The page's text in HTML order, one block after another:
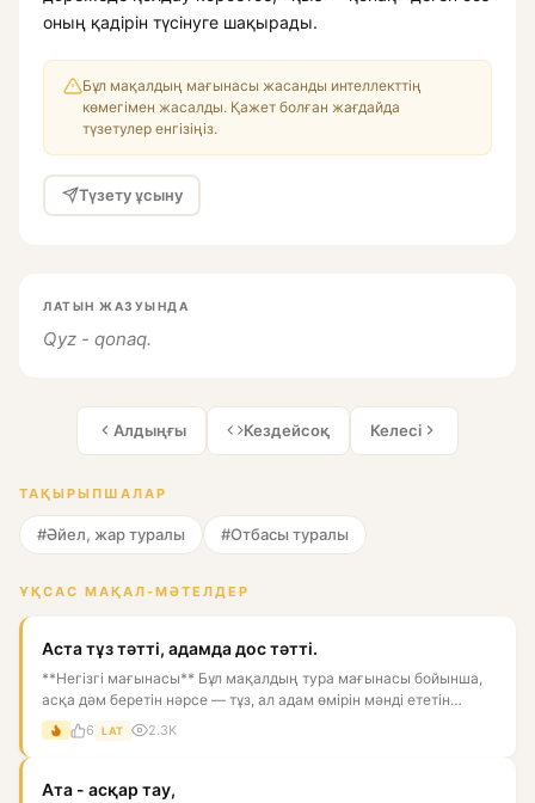
оның қадірін түсінуге шақырады.
Бұл мақалдың мағынасы жасанды интеллекттің
көмегімен жасалды. Қажет болған жағдайда
түзетулер енгізіңіз.
Түзету ұсыну
ЛАТЫН ЖАЗУЫНДА
Qyz - qonaq.
Алдыңғы Кездейсоқ Келесі
ТАҚЫРЫПШАЛАР
#Әйел, жар туралы #Отбасы туралы
ҰҚСАС МАҚАЛ-МӘТЕЛДЕР
Аста тұз тәтті, адамда дос тәтті.
**Негізгі мағынасы** Бұл мақалдың тура мағынасы бойынша,
асқа дәм беретін нәрсе — тұз, ал адам өмірін мәнді ететін
нәрс...
6 LAT 2.3K
Ата - асқар тау,